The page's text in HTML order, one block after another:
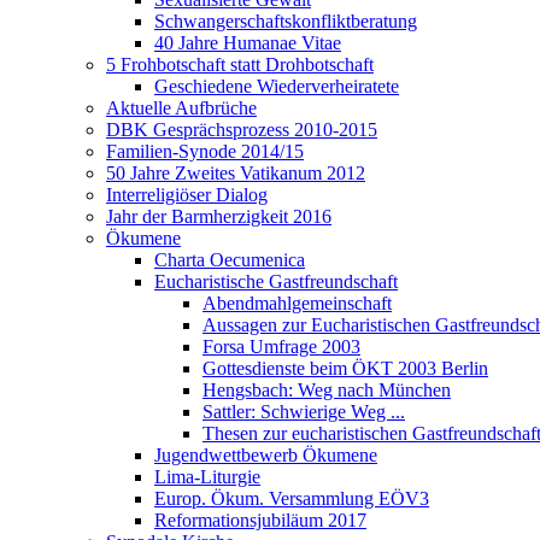
Schwangerschaftskonfliktberatung
40 Jahre Humanae Vitae
5 Frohbotschaft statt Drohbotschaft
Geschiedene Wiederverheiratete
Aktuelle Aufbrüche
DBK Gesprächsprozess 2010-2015
Familien-Synode 2014/15
50 Jahre Zweites Vatikanum 2012
Interreligiöser Dialog
Jahr der Barmherzigkeit 2016
Ökumene
Charta Oecumenica
Eucharistische Gastfreundschaft
Abendmahlgemeinschaft
Aussagen zur Eucharistischen
Forsa Umfrage 2003
Gottesdienste beim ÖKT 2003 Berlin
Hengsbach: Weg nach München
Sattler: Schwierige Weg ...
Thesen zur eucharistischen Gastfreundschaft
Jugendwettbewerb Ökumene
Lima-Liturgie
Europ. Ökum. Versammlung EÖV3
Reformationsjubiläum 2017